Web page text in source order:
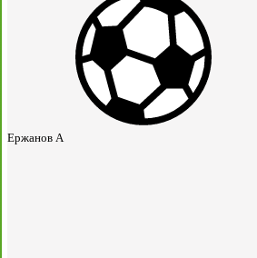
Ержанов А